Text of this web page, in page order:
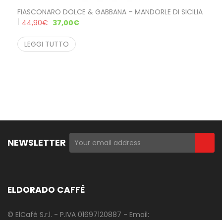
FIASCONARO DOLCE & GABBANA – MANDORLE DI SICILIA
44,90€ 37,00€
LEGGI TUTTO
NEWSLETTER
ELDORADO CAFFÈ
© ElCafé S.r.l. - P.IVA 01697120887 - Email: